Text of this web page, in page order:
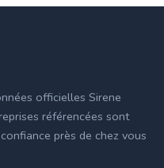
officielles Sirene
référencées sont
près de chez vous